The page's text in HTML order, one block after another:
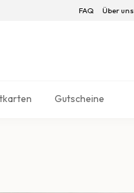
FAQ Über uns
Gutscheine